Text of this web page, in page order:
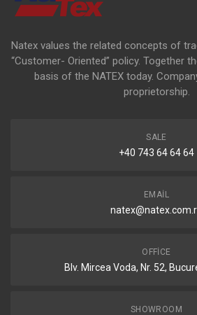
Natex values the related concepts of
“Customer- Oriented” policy. Together
basis of the NATEX today.
proprietorship.
SALE
+40 743 64 64 64
EMAIL
OFFICE
Blv. Mircea Voda, Nr. 52,
SHOWROOM